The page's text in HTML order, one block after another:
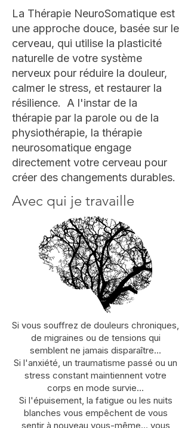
La Thérapie NeuroSomatique est
une approche douce, basée sur le
cerveau, qui utilise la plasticité
naturelle de votre système
nerveux pour réduire la douleur,
calmer le stress, et restaurer la
résilience. A l'instar de la
thérapie par la parole ou de la
physiothérapie, la thérapie
neurosomatique engage
directement votre cerveau pour
créer des changements durables.
Avec qui je travaille
Si vous souffrez de douleurs chroniques,
de migraines ou de tensions qui
semblent ne jamais disparaître...
Si l'anxiété, un traumatisme passé ou un
stress constant maintiennent votre
corps en mode survie...
Si l'épuisement, la fatigue ou les nuits
blanches vous empêchent de vous
sentir à nouveau vous-même... vous